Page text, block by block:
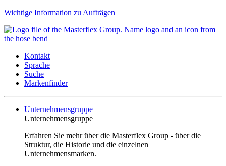
Wichtige Information zu Aufträgen
Kontakt
Sprache
Suche
Markenfinder
Unternehmensgruppe
Unternehmensgruppe
Erfahren Sie mehr über die Masterflex Group - über die
Struktur, die Historie und die einzelnen
Unternehmensmarken.